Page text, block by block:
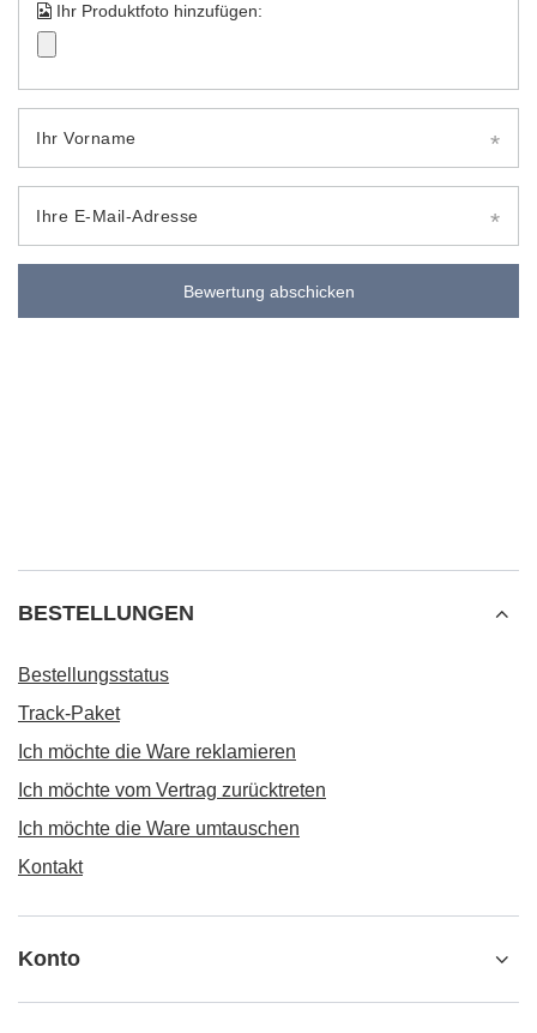
Ihr Produktfoto hinzufügen:
Ihr Vorname
Ihre E-Mail-Adresse
Bewertung abschicken
BESTELLUNGEN
Bestellungsstatus
Track-Paket
Ich möchte die Ware reklamieren
Ich möchte vom Vertrag zurücktreten
Ich möchte die Ware umtauschen
Kontakt
Konto